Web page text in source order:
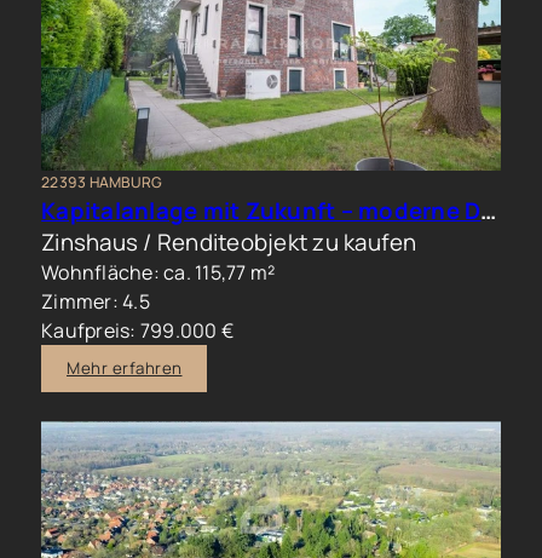
22393 HAMBURG
Kapitalanlage mit Zukunft – moderne Doppelhaushälfte in begehrter Wohnlage
Zinshaus / Renditeobjekt zu kaufen
Wohnfläche: ca. 115,77 m²
Zimmer: 4.5
Kaufpreis: 799.000 €
Mehr erfahren